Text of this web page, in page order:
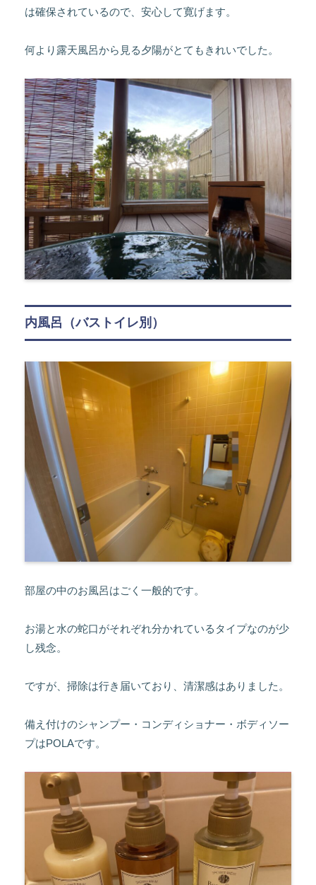
は確保されているので、安心して寛げます。
何より露天風呂から見る夕陽がとてもきれいでした。
内風呂（バストイレ別）
部屋の中のお風呂はごく一般的です。
お湯と水の蛇口がそれぞれ分かれているタイプなのが少
し残念。
ですが、掃除は行き届いており、清潔感はありました。
備え付けのシャンプー・コンディショナー・ボディソー
プはPOLAです。